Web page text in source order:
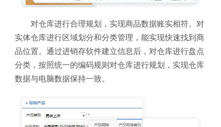
对仓库进行合理规划，实现商品数据账实相符。对
实体仓库进行区域划分和分类管理，能实现快速找到商
品位置。通过进销存软件建立信息后，对仓库进行盘点
分类，按照统一的编码规则对仓库进行规划，实现仓库
数据与电脑数据保持一致。